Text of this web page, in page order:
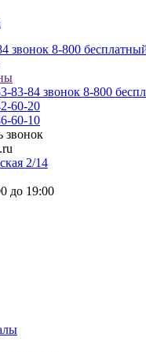
звонок 8-800
83-84 звонок 8-800
60-20
60-10
звонок
2/14
до 19:00